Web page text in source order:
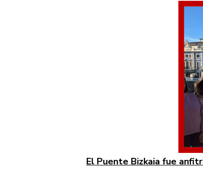
El Puente Bizkaia fue